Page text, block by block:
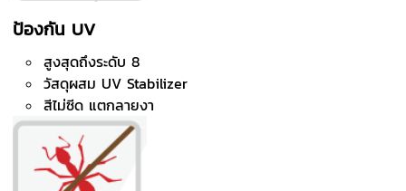
ป้องกัน UV
สูงสุดถึงระดับ 8
วัสดุผสม UV Stabilizer
สีไม่ซีด แตกลายงา